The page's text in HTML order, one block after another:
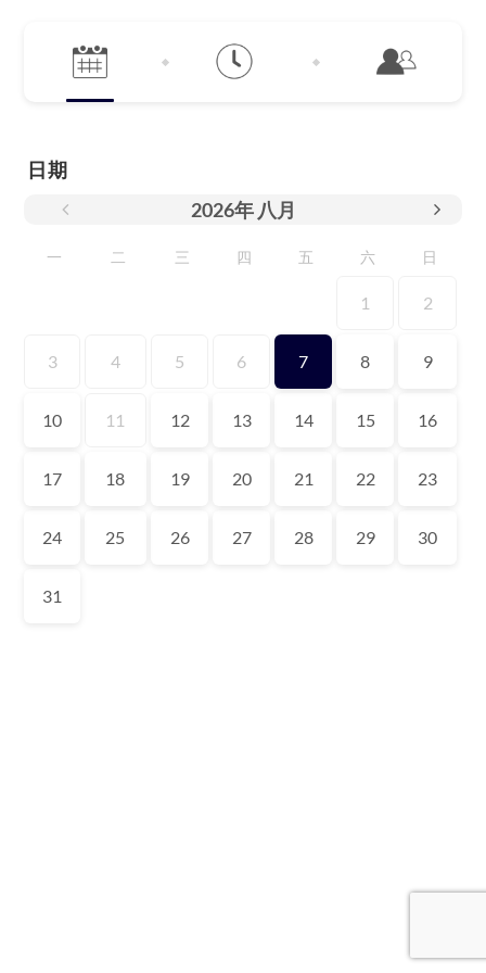
日期
2026年 八月
一 二 三 四 五 六 日
1 2
3 4 5 6 7 8 9
10 11 12 13 14 15 16
17 18 19 20 21 22 23
24 25 26 27 28 29 30
31